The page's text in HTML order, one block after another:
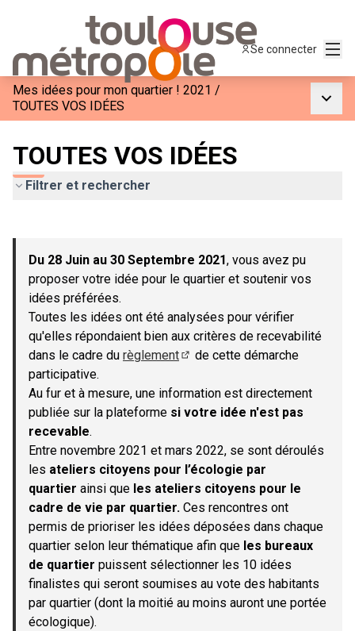
Se connecter
Mes idées pour mon quartier ! 2021 /
TOUTES VOS IDÉES
TOUTES VOS IDÉES
Filtrer et rechercher
−
Du 28 Juin au 30 Septembre 2021, vous avez pu
proposer votre idée pour le quartier et soutenir vos
idées préférées.
Toutes les idées ont été analysées pour vérifier
qu'elles répondaient bien aux critères de recevabilité
dans le cadre du règlement
de cette démarche
participative.
Au fur et à mesure, une information est directement
publiée sur la plateforme si votre idée n'est pas
recevable.
Entre novembre 2021 et mars 2022, se sont déroulés
les ateliers citoyens pour l’écologie par
quartier ainsi que les ateliers citoyens pour le
cadre de vie par quartier. Ces rencontres ont
permis de prioriser les idées déposées dans chaque
quartier selon leur thématique afin que les bureaux
de quartier puissent sélectionner les 10 idées
finalistes qui seront soumises au vote des habitants
par quartier (dont la moitié au moins auront une portée
écologique).